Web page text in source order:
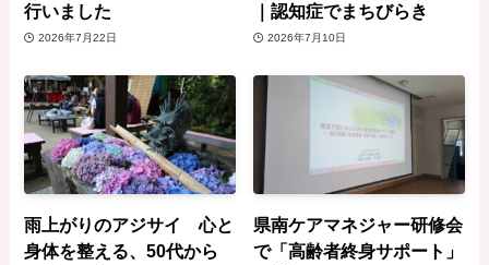
行いました
2026年7月22日
｜認知症でまちびらき
2026年7月10日
雨上がりのアジサイ 心と
身体を整える、50代から
県南ケアマネジャー研修会
で「高齢者終身サポート」